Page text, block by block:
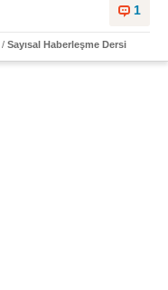
1
/ Sayısal Haberleşme Dersi